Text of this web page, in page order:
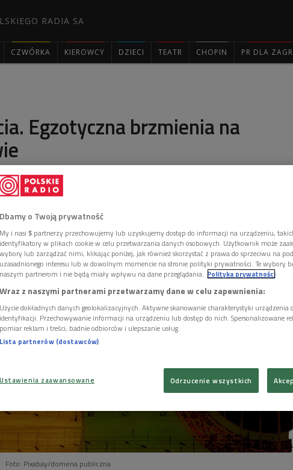
RADIA SA
CZWÓRKA KIEROWCY DZIECI TEATR CHOPIN PR DLA
Egzotyczna brzmienia na
Dwójki" zapraszać będziemy na koncert z cyklu
Wystąpi grupa Indialucia, która łączy flamenco z
Foto: Pixabay/domena publiczna
Dbamy o Twoją prywatność
My i nasi 5 partnerzy przechowujemy lub uzyskujemy dostęp do informacji na urządzeniu,
identyfikatory w plikach cookie w celu przetwarzania danych osobowych. Użytkownik może
wybory lub zarządzać nimi, klikając poniżej, jak również skorzystać z prawa do sprzeciwu na
uzasadnionego interesu lub w dowolnym momencie na stronie polityki prywatności. Te wybory
naszym partnerom i nie będą miały wpływu na dane przeglądania. Polityka prywatności
Wraz z naszymi partnerami przetwarzamy dane w celu zapewnienia:
Użycie dokładnych danych geolokalizacyjnych. Aktywne skanowanie charakterystyki urządzenia
identyfikacji. Przechowywanie informacji na urządzeniu lub dostęp do nich. Spersonalizowane
pomiar reklam i treści, badnie odbiorców i ulepszanie usług.
Lista partnerów (dostawców)
Ustawienia zaawansowane Odrzucenie wszystkich